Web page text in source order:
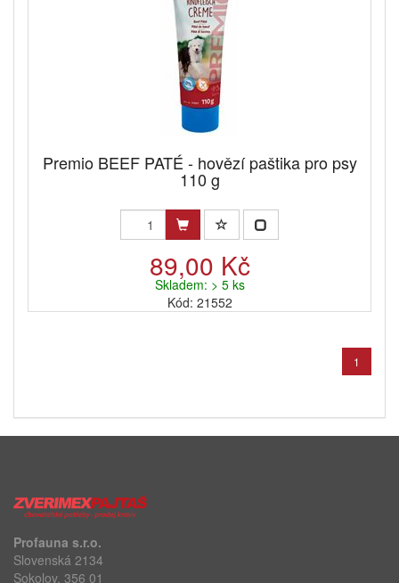
Premio BEEF PATÉ - hovězí paštika pro psy
110 g
89,00 Kč
Skladem: > 5 ks
Kód: 21552
1
Profauna s.r.o.
Slovenská 2134
Sokolov, 356 01